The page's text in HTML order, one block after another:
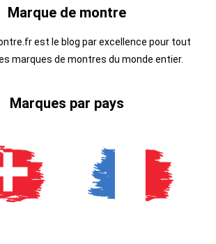
Marque de montre
est le blog par excellence pour tout
marques de montres du monde entier.
Marques par pays